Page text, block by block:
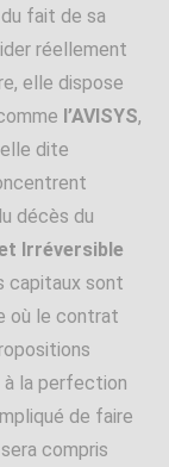
fait de sa
réellement
elle dispose
l’AVISYS,
dite
décès du
Irréversible
capitaux sont
où le contrat
à la perfection
de faire
sera compris